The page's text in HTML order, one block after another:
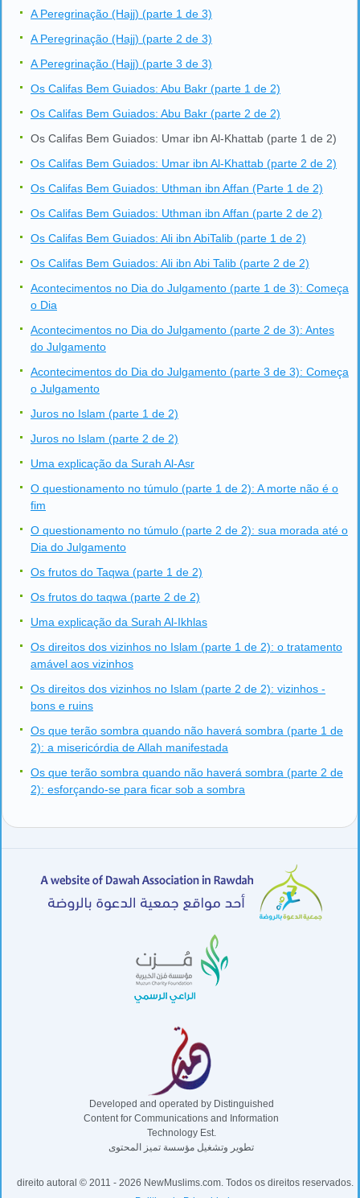
A Peregrinação (Hajj) (parte 1 de 3)
A Peregrinação (Hajj) (parte 2 de 3)
A Peregrinação (Hajj) (parte 3 de 3)
Os Califas Bem Guiados: Abu Bakr (parte 1 de 2)
Os Califas Bem Guiados: Abu Bakr (parte 2 de 2)
Os Califas Bem Guiados: Umar ibn Al-Khattab (parte 1 de 2)
Os Califas Bem Guiados: Umar ibn Al-Khattab (parte 2 de 2)
Os Califas Bem Guiados: Uthman ibn Affan (Parte 1 de 2)
Os Califas Bem Guiados: Uthman ibn Affan (parte 2 de 2)
Os Califas Bem Guiados: Ali ibn AbiTalib (parte 1 de 2)
Os Califas Bem Guiados: Ali ibn Abi Talib (parte 2 de 2)
Acontecimentos no Dia do Julgamento (parte 1 de 3): Começa
o Dia
Acontecimentos no Dia do Julgamento (parte 2 de 3): Antes
do Julgamento
Acontecimentos do Dia do Julgamento (parte 3 de 3): Começa
o Julgamento
Juros no Islam (parte 1 de 2)
Juros no Islam (parte 2 de 2)
Uma explicação da Surah Al-Asr
O questionamento no túmulo (parte 1 de 2): A morte não é o
fim
O questionamento no túmulo (parte 2 de 2): sua morada até o
Dia do Julgamento
Os frutos do Taqwa (parte 1 de 2)
Os frutos do taqwa (parte 2 de 2)
Uma explicação da Surah Al-Ikhlas
Os direitos dos vizinhos no Islam (parte 1 de 2): o tratamento
amável aos vizinhos
Os direitos dos vizinhos no Islam (parte 2 de 2): vizinhos -
bons e ruins
Os que terão sombra quando não haverá sombra (parte 1 de
2): a misericórdia de Allah manifestada
Os que terão sombra quando não haverá sombra (parte 2 de
2): esforçando-se para ficar sob a sombra
Developed and operated by Distinguished
Content for Communications and Information
Technology Est.
تطوير وتشغيل مؤسسة تميز المحتوى
direito autoral © 2011 - 2026 NewMuslims.com. Todos os direitos reservados.